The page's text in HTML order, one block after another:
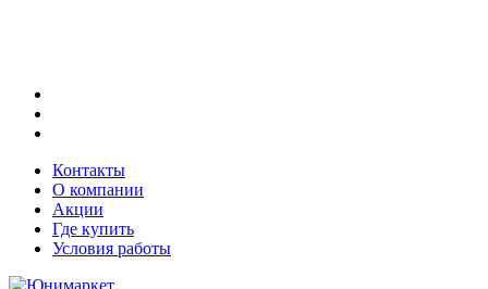
Контакты
О компании
Акции
Где купить
Условия работы